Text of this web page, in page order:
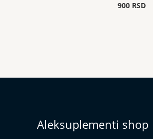
900 RSD
Aleksuplementi shop